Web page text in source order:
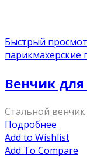
Быстрый
парикмахерские
Венчик
Стальной
Подробнее
Add to Wishlist
Add To Compare